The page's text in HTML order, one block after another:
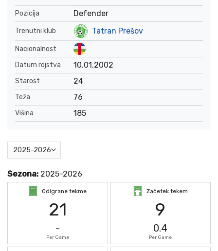
Pozicija Defender
Trenutni klub Tatran Prešov
Nacionalnost
Datum rojstva
10.01.2002
Starost 24
Teža 76
Višina 185
Sezona: 2025-2026
Odigrane tekme
21
-
Per Game
Začetek tekem
9
0.4
Per Game